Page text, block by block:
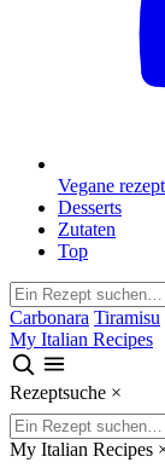
Vegane
Desserts
Zutaten
Top
Carbonara Tiramisu
My Italian Recipes
Rezeptsuche ×
My Italian Recipes